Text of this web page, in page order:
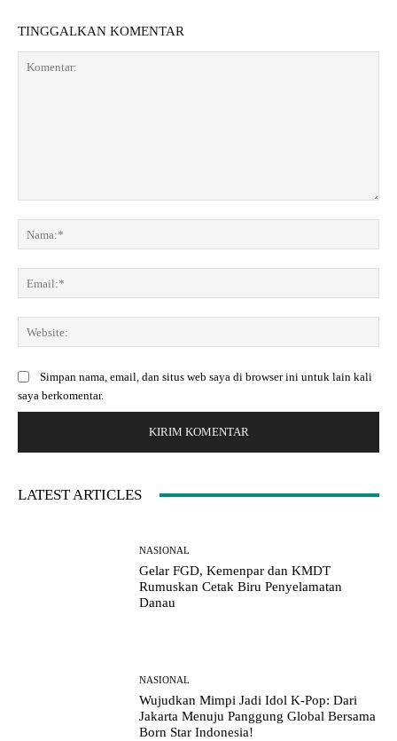
TINGGALKAN KOMENTAR
m
e
t
a
a
m
:
*
m
a
le
:
Simpan nama, email, dan situs web saya di browser ini untuk lain kali
saya berkomentar.
LATEST ARTICLES
NASIONAL
Gelar FGD, Kemenpar dan KMDT
Rumuskan Cetak Biru Penyelamatan
Danau
NASIONAL
Wujudkan Mimpi Jadi Idol K-Pop: Dari
Jakarta Menuju Panggung Global Bersama
Born Star Indonesia!